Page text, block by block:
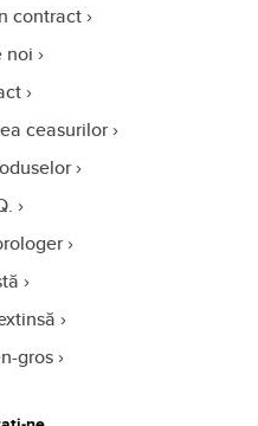
contract
noi
ceasurilor
gros